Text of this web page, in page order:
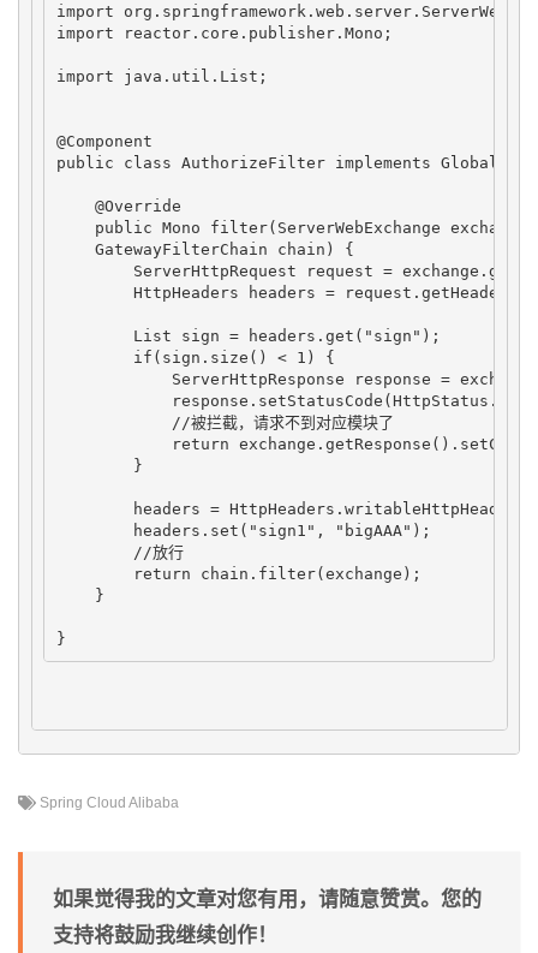
import
import reactor.core.publisher.Mono;
import java.util.List;
@Component
public class AuthorizeFilter implements
    @Override
    public Mono
filter(ServerWebExchange
    GatewayFilterChain chain) {
ServerHttpRequest request =
HttpHeaders headers =
        List
sign = headers.get("sign");
        if(sign.size() < 1) {
ServerHttpResponse response =
            //被拦截，请求不到对应模块了
return
        }
headers =
        headers.set("sign1", "bigAAA");
        //放行
        return chain.filter(exchange);
    }
Spring Cloud Alibaba
如果觉得我的文章对您有用，请随意赞赏。您的
支持将鼓励我继续创作！